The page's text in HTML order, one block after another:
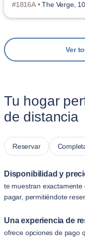
#1816A •The Verge,
Ver
Tu hogar
de distancia
Reservar
Disponibilidad y
te muestran
pagar, permitiéndote
Una experiencia de
ofrece opciones de pago